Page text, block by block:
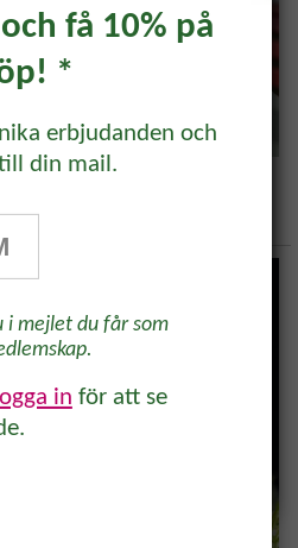
i vas
och få 10%
köp* Tips,
få 10% på
*
erbjudanden och
din mail.
i mejlet du får som
in för att se